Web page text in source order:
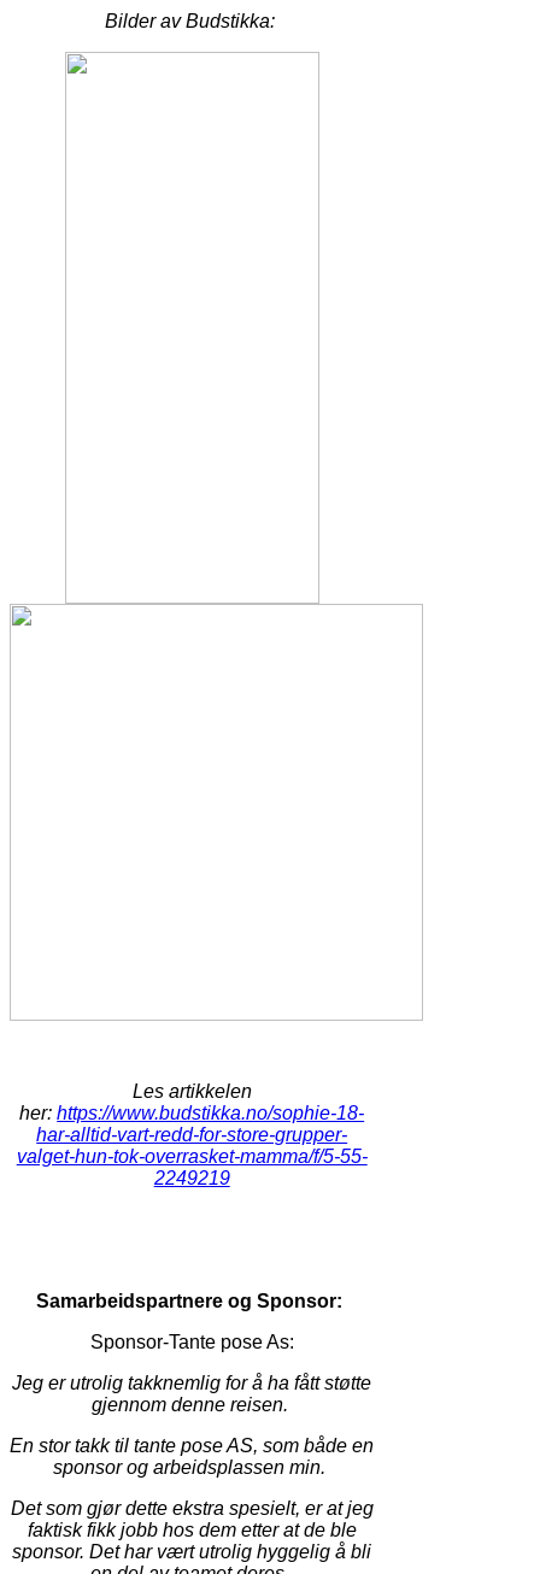
Bilder av Budstikka:
Les artikkelen
her:https://www.budstikka.no/sophie-18-
har-alltid-vart-redd-for-store-grupper-
valget-hun-tok-overrasket-mamma/f/5-55-
2249219
Samarbeidspartnere og Sponsor:
Sponsor-Tante pose As:
Jeg er utrolig takknemlig for å ha fått støtte
gjennom denne reisen.
En stor takk til tante pose AS, som både en
sponsor og arbeidsplassen min.
Det som gjør dette ekstra spesielt, er at jeg
faktisk fikk jobb hos dem etter at de ble
sponsor. Det har vært utrolig hyggelig å bli